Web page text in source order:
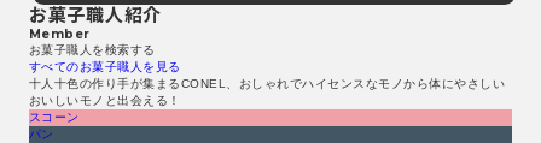
お菓子職人紹介
Member
お菓子職人を検索する​
すべてのお菓子職人を見る​
十人十色の作り手が集まるCONEL、おしゃれでハイセンスなモノから体にやさしい
おいしいモノと出会える！
スコーン
パン